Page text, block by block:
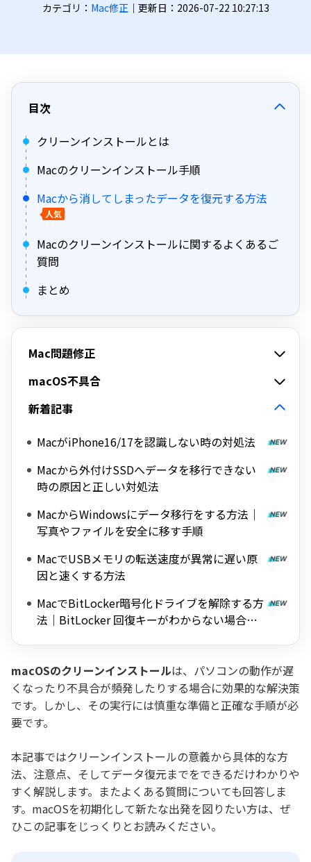
カテゴリ： Mac修正｜更新日：2026-07-22 10:27:13
目次
クリーンインストールとは
Macのクリーンインストール手順
Macから消してしまったデータを復元する方法
人気
Macのクリーンインストールに関するよくあるご
質問
まとめ
Mac問題修正
macOS不具合
新着記事
MacがiPhone16/17を認識しない時の対処法
Macから外付けSSDへデータを移行できない
時の原因と正しい対処法
MacからWindowsにデータ移行をする方法｜
写真やファイルを安全に移す手順
MacでUSBメモリの転送速度が異常に遅い原
因と速くする方法
MacでBitLocker暗号化ドライブを解除する方
法｜BitLocker 回復キーがわからない場合も
macOSのクリーンインストールは、パソコンの動作が遅
くなったり不具合が頻発したりする場合に効果的な解決策
です。しかし、その実行には慎重な準備と正確な手順が必
要です。
本記事ではクリーンインストールの意義から具体的な方
法、注意点、そしてデータ復元までをできるだけわかりや
すく解説します。またよくある質問についても回答しま
す。macOSを初期化して新たな出発を図りたい方は、ぜ
ひこの記事をじっくりとお読みください。